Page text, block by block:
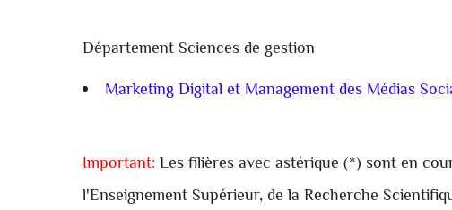
Département Sciences de gestion
Marketing Digital et Management des Médias
Important: Les filières avec astérique (*) sont en
l'Enseignement Supérieur, de la Recherche